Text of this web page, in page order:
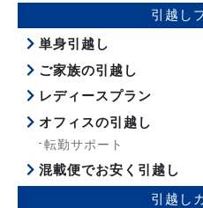
引越し
単身引越し
ご家族の引越し
レディースプラン
オフィスの引越し
転勤サポート
混載便でお安く引越し
引越し